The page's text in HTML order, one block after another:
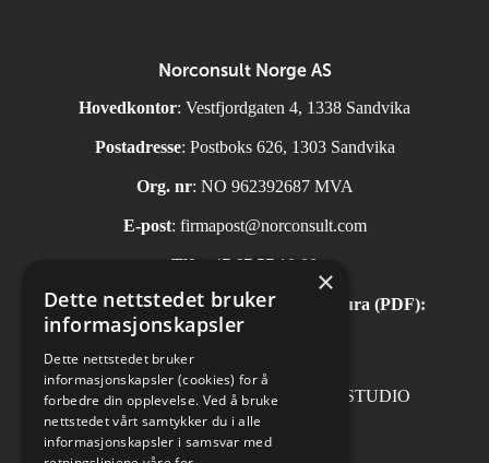
Norconsult Norge AS
Hovedkontor: Vestfjordgaten 4, 1338 Sandvika
Postadresse: Postboks 626, 1303 Sandvika
Org. nr: NO 962392687 MVA
E-post: firmapost@norconsult.com
Tlf: +47 67 57 10 00
Automatisk mottak av inngående faktura (PDF):
invoice.no@norconsult.com
Forsidefoto: RASMUS HJORTSHOJ STUDIO
×
Dette nettstedet bruker
informasjonskapsler
Dette nettstedet bruker
informasjonskapsler (cookies) for å
forbedre din opplevelse. Ved å bruke
nettstedet vårt samtykker du i alle
informasjonskapsler i samsvar med